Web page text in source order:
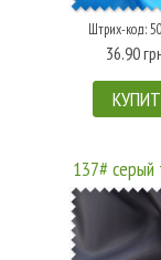
Штрих-код:
36.90
137# серый